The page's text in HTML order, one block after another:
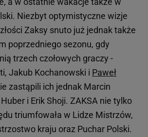
Niezbyt optymistyczne wizje
Zaksy snuto już jednak także
poprzedniego sezonu, gdy
trzech czołowych graczy -
Jakub Kochanowski i Paweł
zastąpili ich jednak Marcin
i Erik Shoji. ZAKSA nie tylko
triumfowała w Lidze Mistrzów,
kraju oraz Puchar Polski.